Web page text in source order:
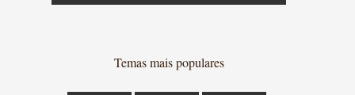
Temas mais populares